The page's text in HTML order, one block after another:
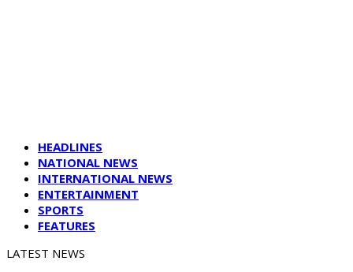
HEADLINES
NATIONAL NEWS
INTERNATIONAL NEWS
ENTERTAINMENT
SPORTS
FEATURES
LATEST NEWS